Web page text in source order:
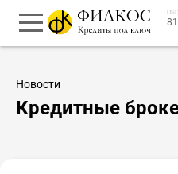
USD
Новости
Кредитные